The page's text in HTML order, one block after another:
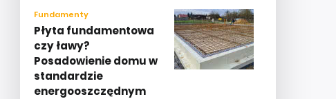
Fundamenty
Płyta fundamentowa
czy ławy?
Posadowienie domu w
standardzie
energooszczędnym